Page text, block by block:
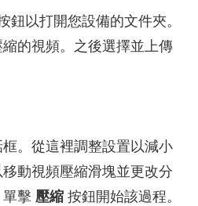
鈕以打開您設備的文件夾。
的視頻。之後選擇並上傳
。從這裡調整設置以減小
動視頻壓縮滑塊並更改分
單擊 壓縮 按鈕開始該過程。